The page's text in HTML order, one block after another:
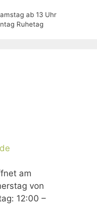
ab 13 Uhr
Ruhetag
am
von
12:00 –